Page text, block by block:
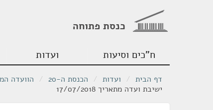
כנסת פתוחה
ח"כים וסיעות ועדות
דף הבית / ועדות / הכנסת ה-20 / הוועדה
ישיבת ועדה מתאריך 17/07/2018